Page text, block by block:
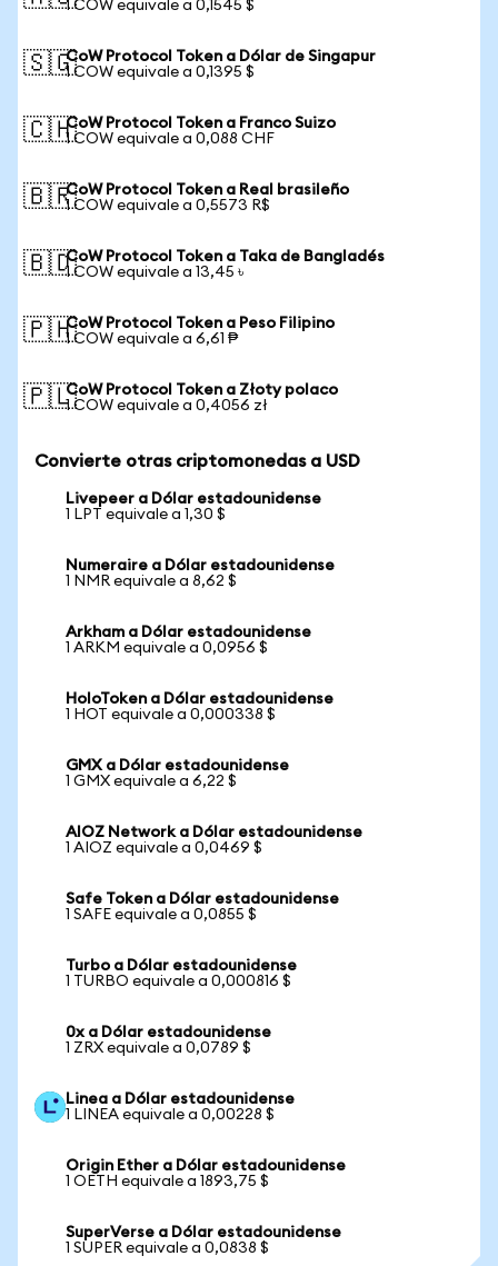
1 COW equivale a 0,1545 $
🇸🇬CoW Protocol Token a Dólar de Singapur
1 COW equivale a 0,1395 $
🇨🇭CoW Protocol Token a Franco Suizo
1 COW equivale a 0,088 CHF
🇧🇷CoW Protocol Token a Real brasileño
1 COW equivale a 0,5573 R$
🇧🇩CoW Protocol Token a Taka de Bangladés
1 COW equivale a 13,45 ৳
🇵🇭CoW Protocol Token a Peso Filipino
1 COW equivale a 6,61 ₱
🇵🇱CoW Protocol Token a Złoty polaco
1 COW equivale a 0,4056 zł
Convierte otras criptomonedas a USD
Livepeer a Dólar estadounidense
1 LPT equivale a 1,30 $
Numeraire a Dólar estadounidense
1 NMR equivale a 8,62 $
Arkham a Dólar estadounidense
1 ARKM equivale a 0,0956 $
HoloToken a Dólar estadounidense
1 HOT equivale a 0,000338 $
GMX a Dólar estadounidense
1 GMX equivale a 6,22 $
AIOZ Network a Dólar estadounidense
1 AIOZ equivale a 0,0469 $
Safe Token a Dólar estadounidense
1 SAFE equivale a 0,0855 $
Turbo a Dólar estadounidense
1 TURBO equivale a 0,000816 $
0x a Dólar estadounidense
1 ZRX equivale a 0,0789 $
Linea a Dólar estadounidense
1 LINEA equivale a 0,00228 $
Origin Ether a Dólar estadounidense
1 OETH equivale a 1893,75 $
SuperVerse a Dólar estadounidense
1 SUPER equivale a 0,0838 $